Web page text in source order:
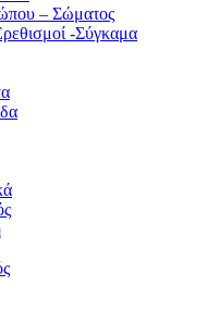
– Σώματος
-Σύγκαμα